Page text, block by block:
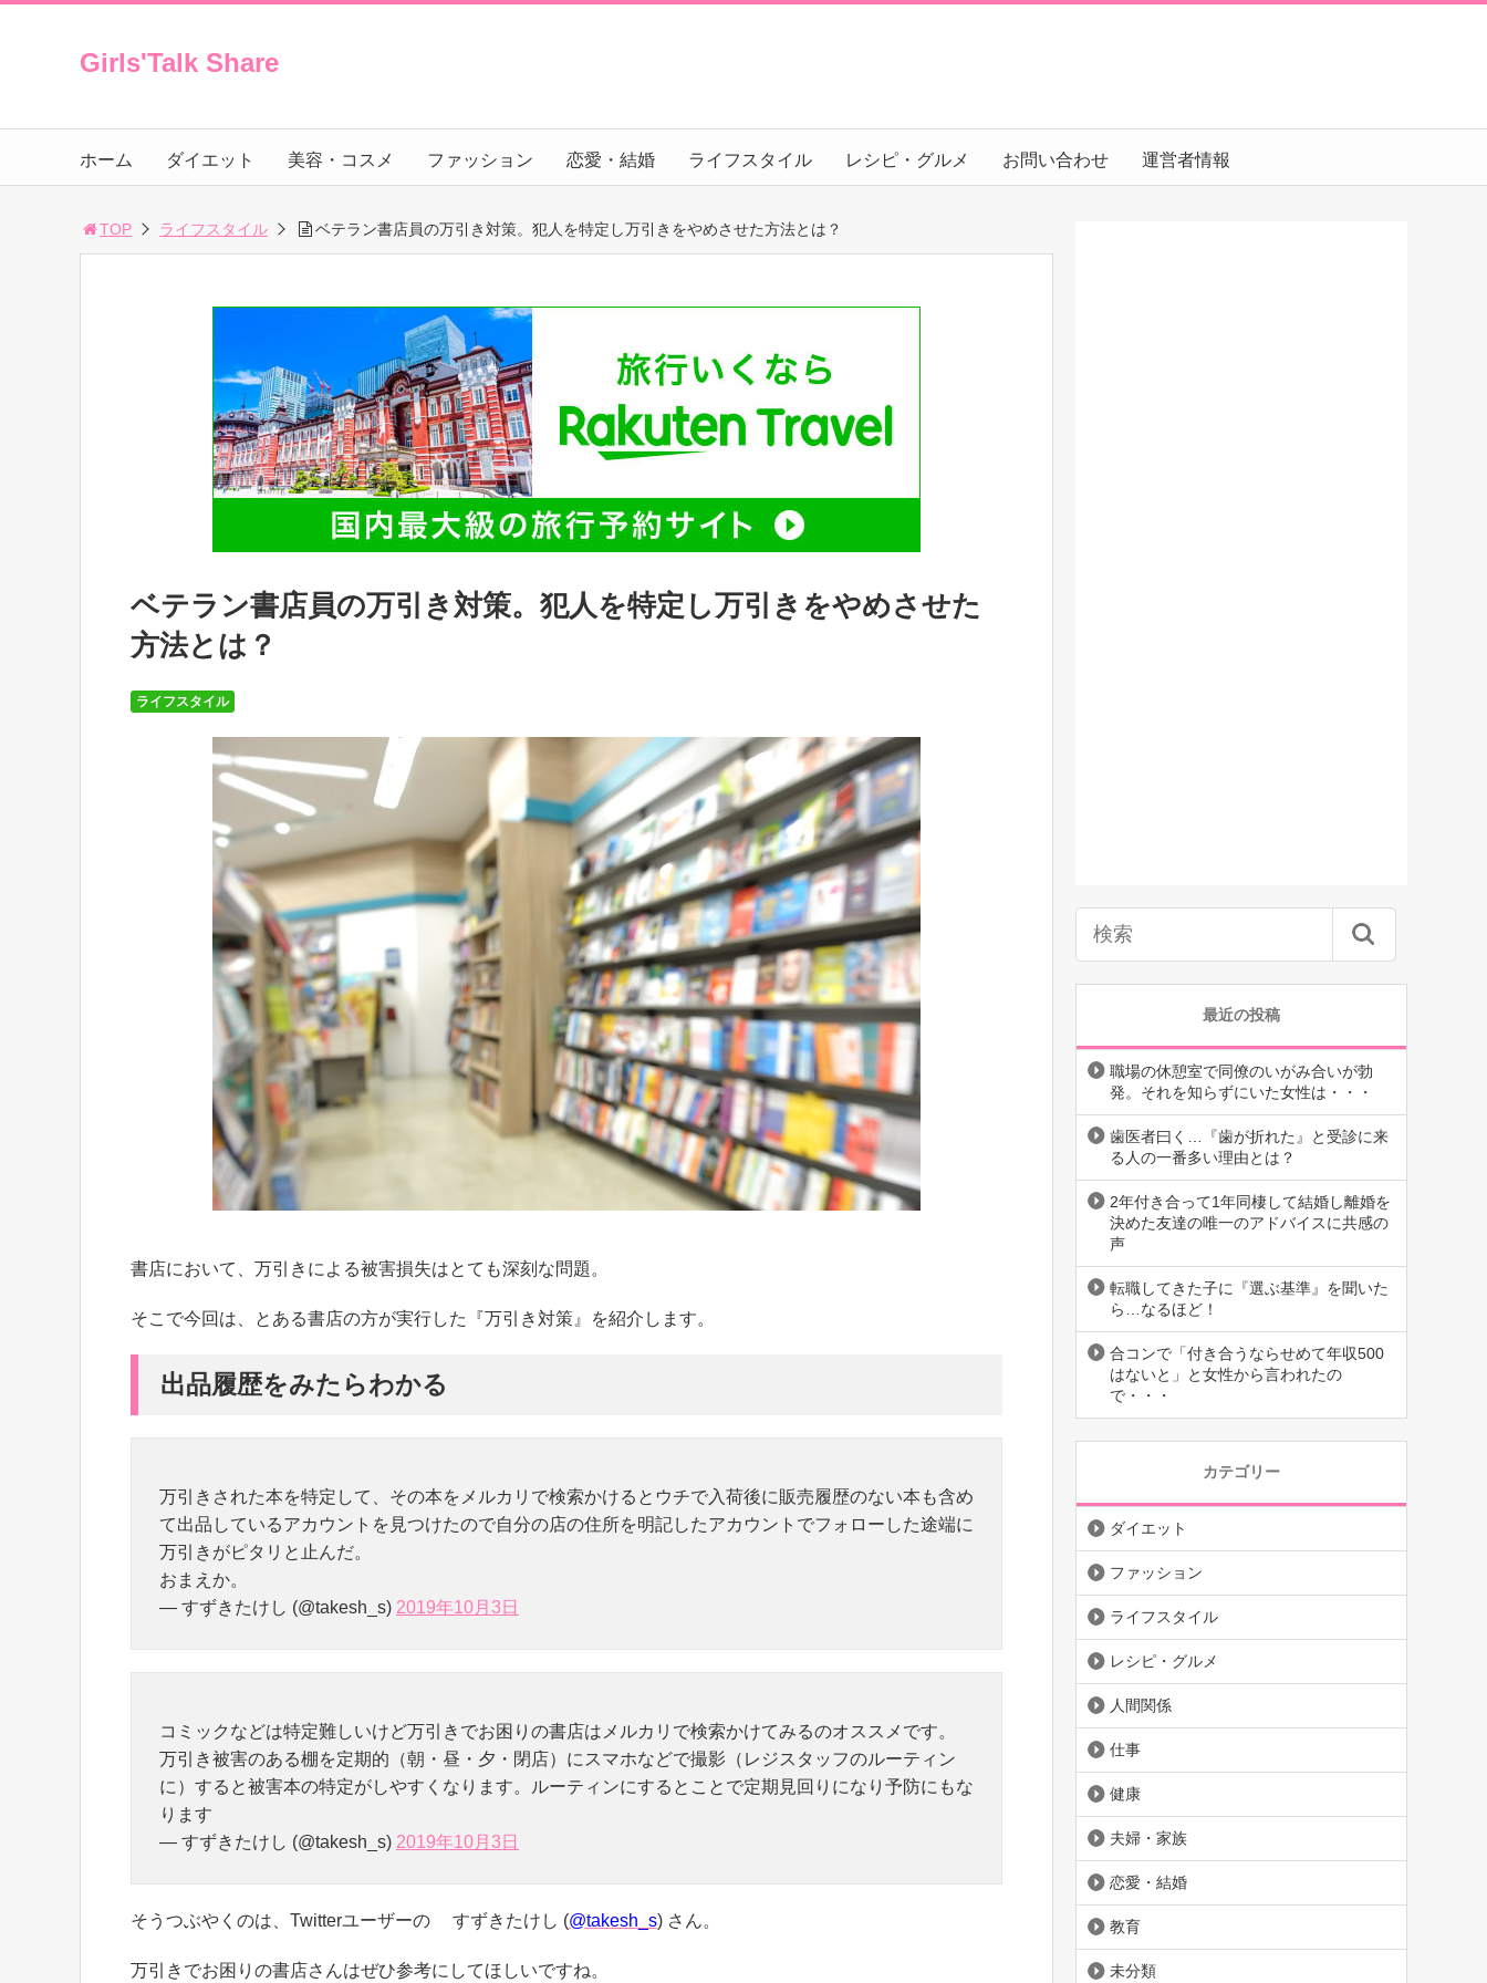
Girls'Talk Share
ホーム ダイエット 美容・コスメ ファッション 恋愛・結婚 ライフスタイル レシピ・グルメ お問い合わせ 運営者情報
TOP ライフスタイル ベテラン書店員の万引き対策。犯人を特定し万引きをやめさせた方法とは？
ベテラン書店員の万引き対策。犯人を特定し万引きをやめさせた
方法とは？
ライフスタイル
書店において、万引きによる被害損失はとても深刻な問題。
そこで今回は、とある書店の方が実行した『万引き対策』を紹介します。
出品履歴をみたらわかる
万引きされた本を特定して、その本をメルカリで検索かけるとウチで入荷後に販売履歴のない本も含め
て出品しているアカウントを見つけたので自分の店の住所を明記したアカウントでフォローした途端に
万引きがピタリと止んだ。
おまえか。
— すずきたけし (@takesh_s) 2019年10月3日
コミックなどは特定難しいけど万引きでお困りの書店はメルカリで検索かけてみるのオススメです。
万引き被害のある棚を定期的（朝・昼・夕・閉店）にスマホなどで撮影（レジスタッフのルーティン
に）すると被害本の特定がしやすくなります。ルーティンにするとことで定期見回りになり予防にもな
ります
— すずきたけし (@takesh_s) 2019年10月3日
そうつぶやくのは、Twitterユーザーの すずきたけし (@takesh_s) さん。
万引きでお困りの書店さんはぜひ参考にしてほしいですね。
最近の投稿
職場の休憩室で同僚のいがみ合いが勃
発。それを知らずにいた女性は・・・
歯医者曰く…『歯が折れた』と受診に来
る人の一番多い理由とは？
2年付き合って1年同棲して結婚し離婚を
決めた友達の唯一のアドバイスに共感の
声
転職してきた子に『選ぶ基準』を聞いた
ら…なるほど！
合コンで「付き合うならせめて年収500
はないと」と女性から言われたの
で・・・
カテゴリー
ダイエット
ファッション
ライフスタイル
レシピ・グルメ
人間関係
仕事
健康
夫婦・家族
恋愛・結婚
教育
未分類